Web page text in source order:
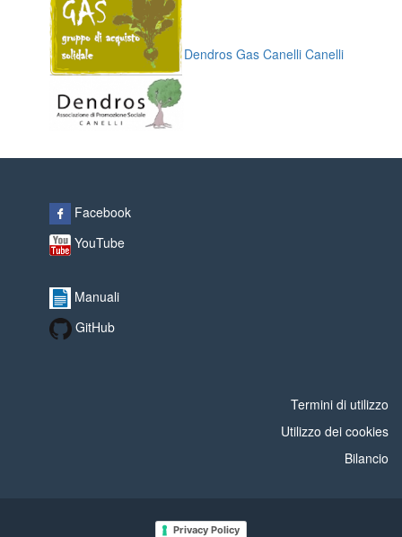
Dendros Gas Canelli Canelli
Facebook
YouTube
Manuali
GitHub
Termini di utilizzo
Utilizzo dei cookies
Bilancio
Privacy Policy